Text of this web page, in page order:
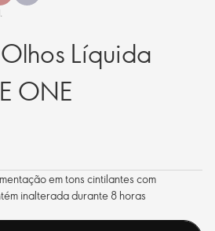
Líquida
ONE
em tons cintilantes com
inalterada durante 8 horas